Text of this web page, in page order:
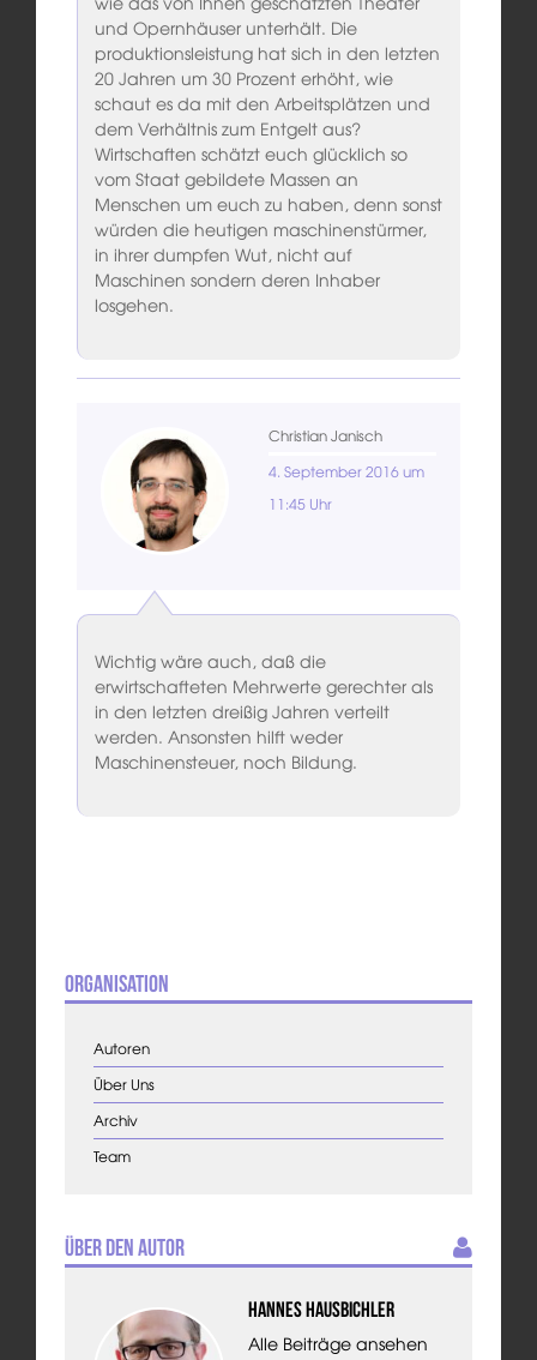
und Opernhäuser unterhält. Die
produktionsleistung hat sich in den letzten
20 Jahren um 30 Prozent erhöht, wie
schaut es da mit den Arbeitsplätzen und
dem Verhältnis zum Entgelt aus?
Wirtschaften schätzt euch glücklich so
vom Staat gebildete Massen an
Menschen um euch zu haben, denn sonst
würden die heutigen maschinenstürmer,
in ihrer dumpfen Wut, nicht auf
Maschinen sondern deren Inhaber
losgehen.
Christian Janisch
4. September 2016 um
11:45 Uhr
Wichtig wäre auch, daß die
erwirtschafteten Mehrwerte gerechter als
in den letzten dreißig Jahren verteilt
werden. Ansonsten hilft weder
Maschinensteuer, noch Bildung.
Organisation
Autoren
Über Uns
Archiv
Team
Über den Autor
Hannes Hausbichler
Alle Beiträge ansehen